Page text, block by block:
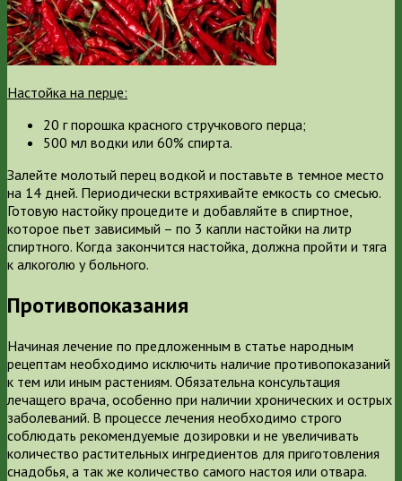
Настойка на перце:
20 г порошка красного стручкового перца;
500 мл водки или 60% спирта.
Залейте молотый перец водкой и поставьте в темное место
на 14 дней. Периодически встряхивайте емкость со смесью.
Готовую настойку процедите и добавляйте в спиртное,
которое пьет зависимый – по 3 капли настойки на литр
спиртного. Когда закончится настойка, должна пройти и тяга
к алкоголю у больного.
Противопоказания
Начиная лечение по предложенным в статье народным
рецептам необходимо исключить наличие противопоказаний
к тем или иным растениям. Обязательна консультация
лечащего врача, особенно при наличии хронических и острых
заболеваний. В процессе лечения необходимо строго
соблюдать рекомендуемые дозировки и не увеличивать
количество растительных ингредиентов для приготовления
снадобья, а так же количество самого настоя или отвара.